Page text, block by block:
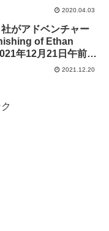
の無料配布を開
2020.04.03
がアドベンチャー
of Ethan
年12月21日午前1
無料配布を開始！
2021.12.20